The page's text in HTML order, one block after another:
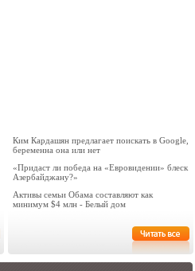
Ким Кардашян предлагает поискать в Google,
беременна она или нет
«Придаст ли победа на «Евровидении» блеск
Азербайджану?»
Активы семьи Обама составляют как
минимум $4 млн - Белый дом